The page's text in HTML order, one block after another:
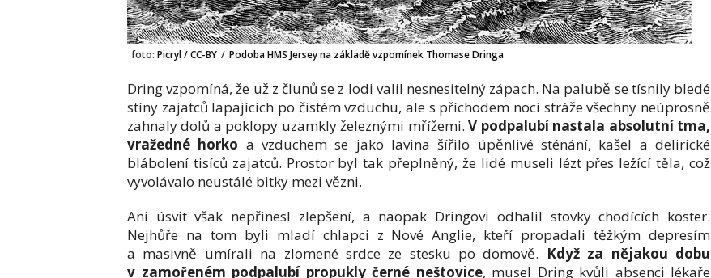
foto: Picryl / CC-BY / Podoba HMS Jersey na základě vzpomínek Thomase Dringa
Dring vzpomíná, že už z člunů se z lodi valil nesnesitelný zápach. Na palubě se tísnily bledé
stíny zajatců lapajících po čistém vzduchu, ale s příchodem noci stráže všechny neúprosně
zahnaly dolů a poklopy uzamkly železnými mřížemi.V podpalubí nastala absolutní tma,
vražedné horko a vzduchem se jako lavina šířilo úpěnlivé sténání, kašel a delirické
blábolení tisíců zajatců. Prostor byl tak přeplněný, že lidé museli lézt přes ležící těla, což
vyvolávalo neustálé bitky mezi vězni.
Ani úsvit však nepřinesl zlepšení, a naopak Dringovi odhalil stovky chodících koster.
Nejhůře na tom byli mladí chlapci z Nové Anglie, kteří propadali těžkým depresím
a masivně umírali na zlomené srdce ze stesku po domově. Když za nějakou dobu
v zamořeném podpalubí propukly černé neštovice, musel Dring kvůli absenci lékaře